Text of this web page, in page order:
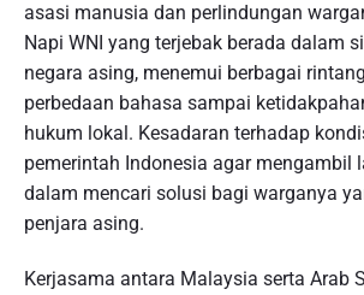
asasi manusia dan perlindungan
Napi WNI yang terjebak berada dalam
negara asing, menemui berbagai
perbedaan bahasa sampai
hukum lokal. Kesadaran terhadap
pemerintah Indonesia agar mengambil
dalam mencari solusi bagi warganya
penjara asing.
Kerjasama antara Malaysia serta Arab